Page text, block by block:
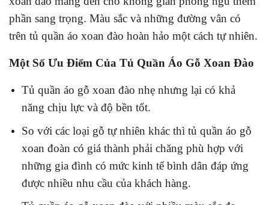
phần sang trọng. Màu sắc và những đường vân có
trên tủ quần áo xoan đào hoàn hảo một cách tự nhiên.
Một Số Ưu Điểm Của Tủ Quần Áo Gỗ Xoan Đào
Tủ quần áo gỗ xoan đào nhẹ nhưng lại có khả
năng chịu lực và độ bền tốt.
So với các loại gỗ tự nhiên khác thì tủ quần áo gỗ
xoan đoàn có giá thành phải chăng phù hợp với
những gia đình có mức kinh tế bình dân đáp ứng
được nhiều nhu cầu của khách hàng.